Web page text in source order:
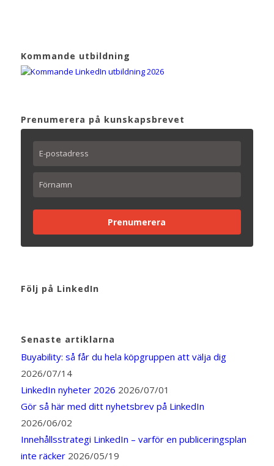
Kommande utbildning
Prenumerera på kunskapsbrevet
Prenumerera
Följ på LinkedIn
Senaste artiklarna
Buyability: så får du hela köpgruppen att välja dig
2026/07/14
LinkedIn nyheter 2026 2026/07/01
Gör så här med ditt nyhetsbrev på LinkedIn
2026/06/02
Innehållsstrategi LinkedIn – varför en publiceringsplan
inte räcker 2026/05/19